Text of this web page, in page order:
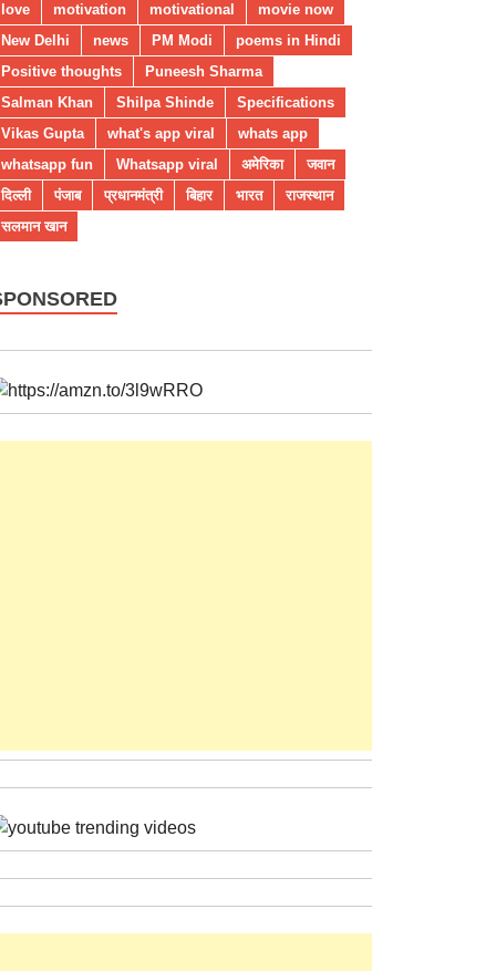
love
motivation motivational
movie now
New Delhi
news PM Modi
poems in Hindi
Positive thoughts
Puneesh Sharma
Salman Khan
Shilpa Shinde
Specifications
Vikas Gupta
what's app viral
whats app
whatsapp fun
Whatsapp viral अमेरिका
जवान
दिल्ली
पंजाब प्रधानमंत्री बिहार भारत
राजस्थान
सलमान खान